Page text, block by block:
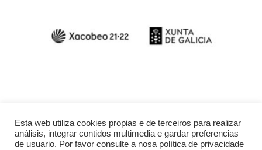
Esta web utiliza cookies propias e de terceiros para realizar
análisis, integrar contidos multimedia e gardar preferencias
de usuario. Por favor consulte a nosa política de privacidade